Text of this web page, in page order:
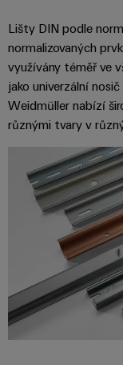
průmysl
Stavba
lodí
Komplexní
spoje
pro
průmysl
Strojní
zařízení
Řešení
pro
různá
odvětví
strojové
a
internet
věcí
služeb
Řídicí
systém
Fieldbus
a
Řídicí
jednotky
I/O
Systémy
Ethernet
eShop
OCI
rozhraní
Rozhraní
EDI
NAVŠTIVTE
PŘEHLED
Akce
a
veletrhy
Globální
veletrhy
a
akce
Digital
Český
virtuální
Lišty DIN podle
normalizovaných
využívány téměř ve
jako univerzální
Weidmüller nabízí
různými tvary v